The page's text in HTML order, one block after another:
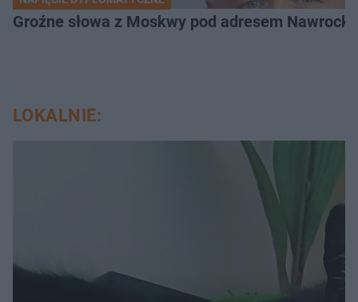
Groźne słowa z Moskwy pod adresem
LOKALNIE: